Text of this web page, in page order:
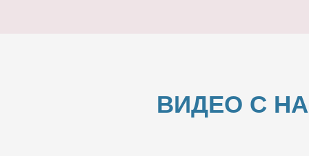
ВИДЕО С